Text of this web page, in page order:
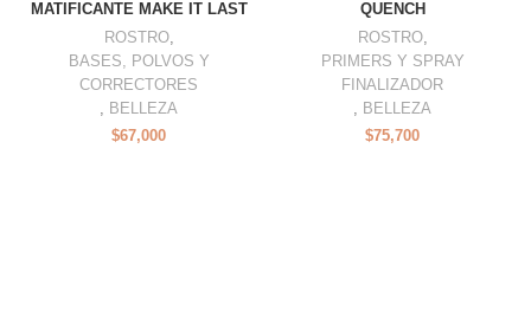
MATIFICANTE MAKE IT LAST
ROSTRO,
BASES, POLVOS Y
CORRECTORES
, BELLEZA
$67,000
QUENCH
ROSTRO,
PRIMERS Y SPRAY
FINALIZADOR
, BELLEZA
$75,700